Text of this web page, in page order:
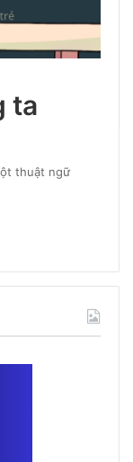
ta
thuật ngữ